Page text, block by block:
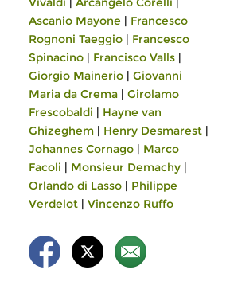
Ascanio Mayone | Francesco
Rognoni Taeggio | Francesco
Spinacino | Francisco Valls |
Giorgio Mainerio | Giovanni
Maria da Crema | Girolamo
Frescobaldi | Hayne van
Ghizeghem | Henry Desmarest |
Johannes Cornago | Marco
Facoli | Monsieur Demachy |
Orlando di Lasso | Philippe
Verdelot | Vincenzo Ruffo